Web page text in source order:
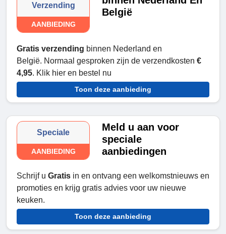
Verzending
AANBIEDING
België
Gratis verzending binnen Nederland en
België. Normaal gesproken zijn de verzendkosten €
4,95. Klik hier en bestel nu
Toon deze aanbieding
Speciale
AANBIEDING
Meld u aan voor
speciale
aanbiedingen
Schrijf u Gratis in en ontvang een welkomstnieuws en
promoties en krijg gratis advies voor uw nieuwe
keuken.
Toon deze aanbieding